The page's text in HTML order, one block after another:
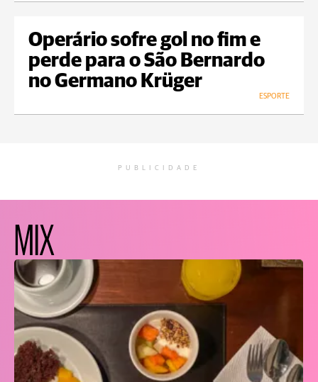
Operário sofre gol no fim e
perde para o São Bernardo
no Germano Krüger
ESPORTE
PUBLICIDADE
MIX